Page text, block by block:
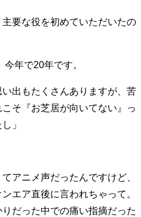
主要な役を初めていただいたの
年で20年です。
い出もたくさんありますが、苦
そ『お芝居が向いてない』っ
」
アニメ声だったんですけど、
エア直後に言われちゃって。
だった中での痛い指摘だった